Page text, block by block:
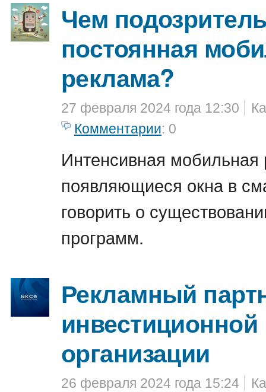
Чем
постоянная
реклама?
27 февраля 2024 года 12:30
Комментарии: 0
Интенсивная мобильная
появляющиеся окна в
говорить о
программ.
Рекламный
инвестиционной
организации
26 февраля 2024 года 15:24